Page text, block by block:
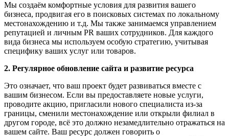
Мы создаём комфортные условия для развития вашего
бизнеса, продвигая его в поисковых системах по локальному
местонахождению и т.д. Мы также занимаемся управлением
репутацией и личным PR ваших сотрудников. Для каждого
вида бизнеса мы используем особую стратегию, учитывая
специфику ваших услуг или товаров.
2. Регулярное обновление сайта и развитие ресурса
Это означает, что ваш проект будет развиваться вместе с
вашим бизнесом. Если вы предоставляете новые услуги,
проводите акцию, пригласили нового специалиста из-за
границы, сменили местонахождение или открыли филиал в
другом городе, всё это должно незамедлительно отражаться на
вашем сайте. Ваш ресурс должен говорить о